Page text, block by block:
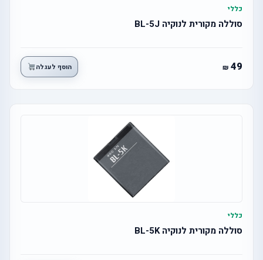
כללי
סוללה מקורית לנוקיה BL-5J
49 הוסף לעגלה
כללי
סוללה מקורית לנוקיה BL-5K